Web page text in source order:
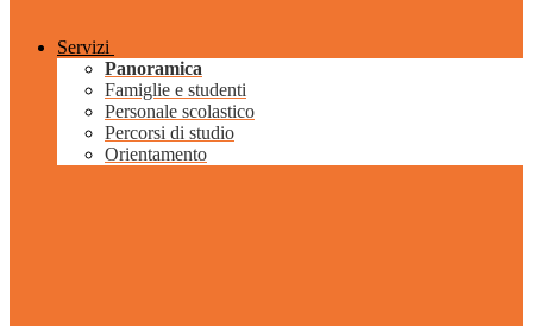
Servizi
Panoramica
Famiglie e studenti
Personale scolastico
Percorsi di studio
Orientamento